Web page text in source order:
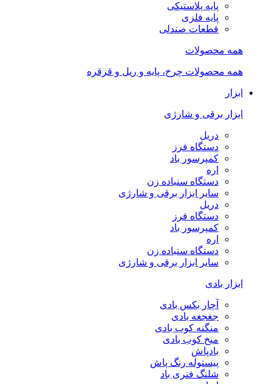
پایه پلاستیکی
پایه فلزی
قطعات صندلی
همه محصولات
همه محصولات چرخ، پایه و ریل و قرقره
ابزار
ابزار برقی و شارژی
دریل
دستگاه فرز
کمپرسور باد
اره
دستگاه سنباده زن
سایر ابزار برقی و شارژی
دریل
دستگاه فرز
کمپرسور باد
اره
دستگاه سنباده زن
سایر ابزار برقی و شارژی
ابزار بادی
آچار بکس بادی
جغجغه بادی
منگنه کوب بادی
میخ کوب بادی
بادپاش
پیستوله رنگ پاش
شلنگ فنری باد